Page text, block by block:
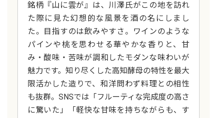
銘柄『山に雲が』は、川澤氏がこの地を訪れ
た際に見た幻想的な風景を酒の名にしまし
た。目指すのは飲みやすさ。ワインのような
パインや桃を思わせる華やかな香りと、甘
み・酸味・苦味が調和したモダンな味わいが
魅力です。知り尽くした高知酵母の特性を最大
限活かした造りで、和洋問わず料理との相性
も抜群。SNSでは「フルーティな完成度の高さ
に驚いた」「軽快な甘味を持ちながらも、す